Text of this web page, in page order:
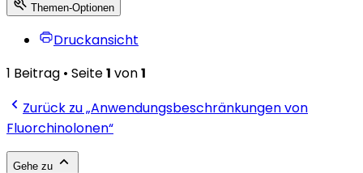
Themen-Optionen
Druckansicht
1 Beitrag • Seite1 von1
Zurück zu „Anwendungsbeschränkungen von
Fluorchinolonen“
Gehe zu